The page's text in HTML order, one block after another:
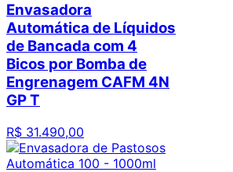
Envasadora
Automática de Líquidos
de Bancada com 4
Bicos por Bomba de
Engrenagem CAFM 4N
GP T
R$ 31.490,00